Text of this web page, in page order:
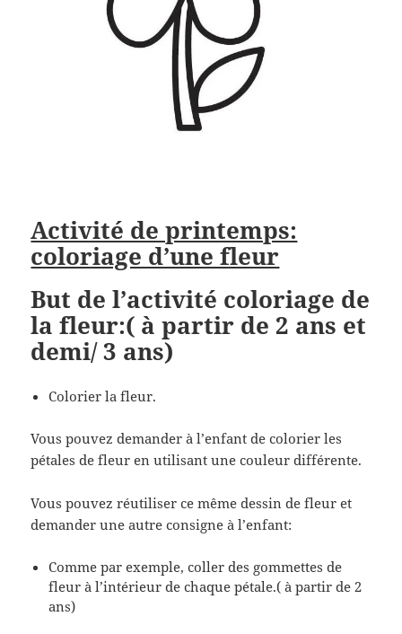
Activité de printemps:
coloriage d’une fleur
But de l’activité coloriage de
la fleur:( à partir de 2 ans et
demi/ 3 ans)
Colorier la fleur.
Vous pouvez demander à l’enfant de colorier les
pétales de fleur en utilisant une couleur différente.
Vous pouvez réutiliser ce même dessin de fleur et
demander une autre consigne à l’enfant:
Comme par exemple, coller des gommettes de
fleur à l’intérieur de chaque pétale.( à partir de 2
ans)